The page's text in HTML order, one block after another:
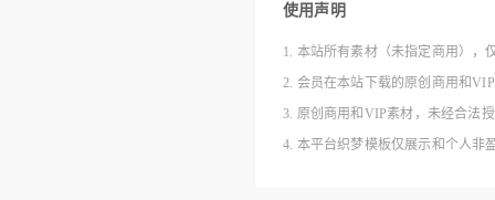
使用声明
1. 本站所有素材（未指定商用），
2. 会员在本站下载的原创商用和
3. 原创商用和VIP素材，未经合法
4. 本平台织梦模板仅展示和个人非